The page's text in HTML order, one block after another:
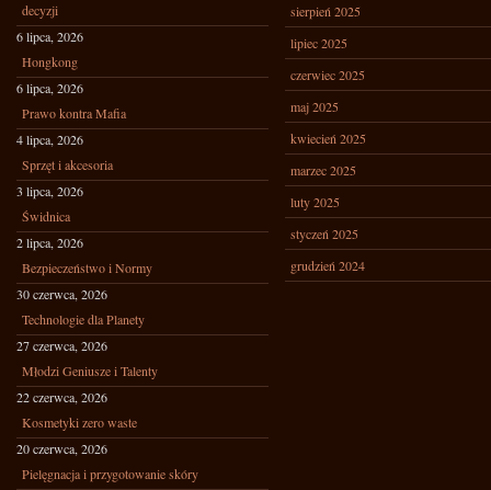
decyzji
6 lipca, 2026
Hongkong
6 lipca, 2026
Prawo kontra Mafia
4 lipca, 2026
Sprzęt i akcesoria
3 lipca, 2026
Świdnica
2 lipca, 2026
Bezpieczeństwo i Normy
30 czerwca, 2026
Technologie dla Planety
27 czerwca, 2026
Młodzi Geniusze i Talenty
22 czerwca, 2026
Kosmetyki zero waste
20 czerwca, 2026
Pielęgnacja i przygotowanie skóry
sierpień 2025
lipiec 2025
czerwiec 2025
maj 2025
kwiecień 2025
marzec 2025
luty 2025
styczeń 2025
grudzień 2024